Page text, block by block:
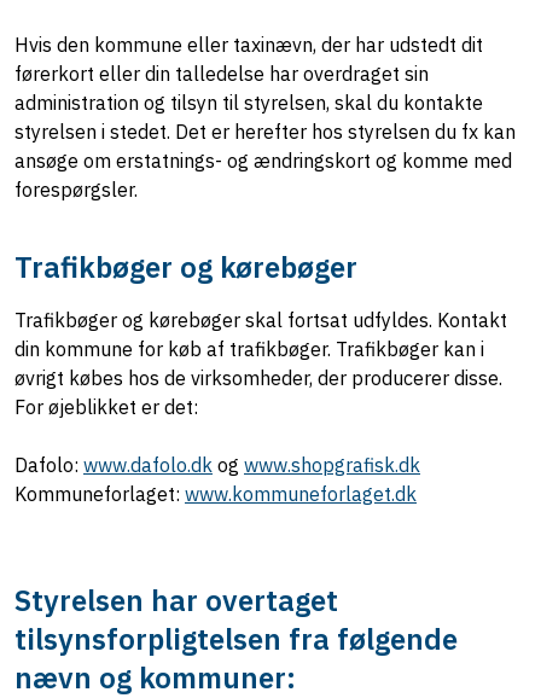
Hvis den kommune eller taxinævn, der har udstedt dit
førerkort eller din talledelse har overdraget sin
administration og tilsyn til styrelsen, skal du kontakte
styrelsen i stedet. Det er herefter hos styrelsen du fx kan
ansøge om erstatnings- og ændringskort og komme med
forespørgsler.
Trafikbøger og kørebøger
Trafikbøger og kørebøger skal fortsat udfyldes. Kontakt
din kommune for køb af trafikbøger. Trafikbøger kan i
øvrigt købes hos de virksomheder, der producerer disse.
For øjeblikket er det:
Dafolo: www.dafolo.dk og www.shopgrafisk.dk
Kommuneforlaget: www.kommuneforlaget.dk
Styrelsen har overtaget
tilsynsforpligtelsen fra følgende
nævn og kommuner: